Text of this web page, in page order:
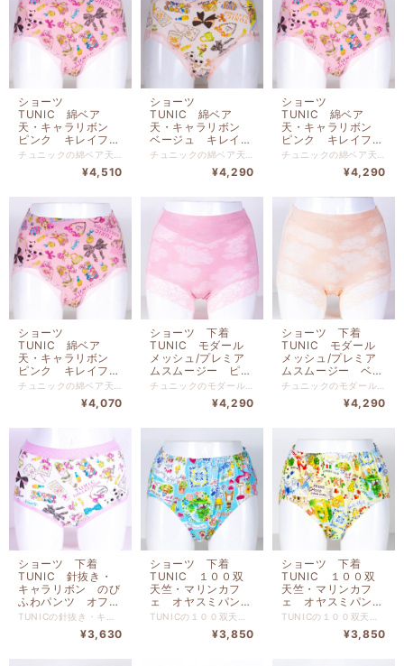
ショーツ
TUNIC 綿ベア
天・キャラリボン
ピンク キレイフィ
ットショーツ LL
¥4,510
ショーツ
TUNIC 綿ベア
天・キャラリボン
ベージュ キレイフ
ィットショーツ L
¥4,290
ショーツ
TUNIC 綿ベア
天・キャラリボン
ピンク キレイフィ
ットショーツ Lサ
¥4,290
ショーツ
TUNIC 綿ベア
天・キャラリボン
ピンク キレイフィ
ットショーツ Mサ
¥4,070
ショーツ 下着
TUNIC モダール
メッシュ/プレミア
ムスムージー ピン
ク 2137M-Ｂ
¥4,290
ショーツ 下着
TUNIC モダール
メッシュ/プレミア
ムスムージー ベー
ジュ 2137M-A
¥4,290
ショーツ 下着
TUNIC 針抜き・
キャラリボン のび
ふわパンツ オフ
サイズM 1466M-
¥3,630
ショーツ 下着
TUNIC １００双
天竺・マリンカフ
ェ オヤスミパン
ツ ブルー サイズ
¥3,850
ショーツ 下着
TUNIC １００双
天竺・マリンカフ
ェ オヤスミパン
ツ イエロー サイ
¥3,850